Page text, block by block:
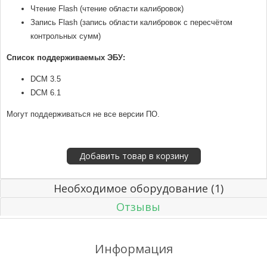
Чтение Flash (чтение области калибровок)
Запись Flash (запись области калибровок с пересчётом
контрольных сумм)
Список поддерживаемых ЭБУ:
DCM 3.5
DCM 6.1
Могут поддерживаться не все версии ПО.
Необходимое оборудование (1)
Отзывы
Информация